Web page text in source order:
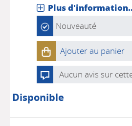
Plus
Nouveauté
Ajouter au panier
Aucun avis sur
Disponible